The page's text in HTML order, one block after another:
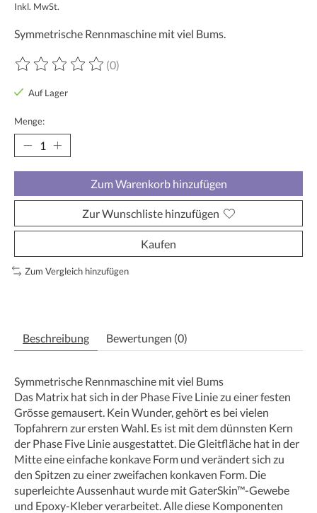
Inkl. MwSt.
Symmetrische Rennmaschine mit viel Bums.
Die Bewertung dieses Produkts ist
(0)
Auf Lager
Menge:
Zum Warenkorb hinzufügen
Zur Wunschliste hinzufügen
Kaufen
Zum Vergleich hinzufügen
Beschreibung Bewertungen (0)
Symmetrische Rennmaschine mit viel Bums
Das Matrix hat sich in der Phase Five Linie zu einer festen
Grösse gemausert. Kein Wunder, gehört es bei vielen
Topfahrern zur ersten Wahl. Es ist mit dem dünnsten Kern
der Phase Five Linie ausgestattet. Die Gleitfläche hat in der
Mitte eine einfache konkave Form und verändert sich zu
den Spitzen zu einer zweifachen konkaven Form. Die
superleichte Aussenhaut wurde mit GaterSkin™-Gewebe
und Epoxy-Kleber verarbeitet. Alle diese Komponenten